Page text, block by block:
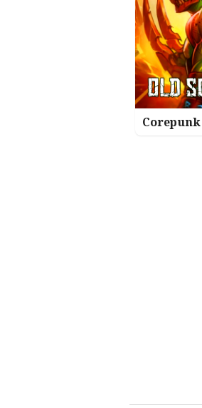
Corepunk